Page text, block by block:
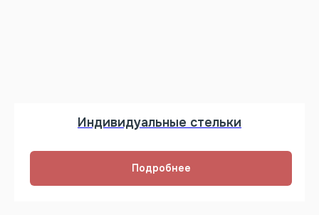
Индивидуальные стельки
Подробнее